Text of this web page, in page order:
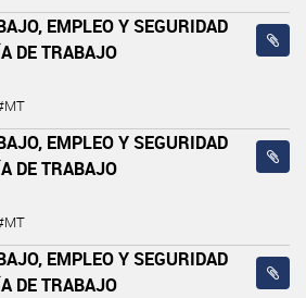
EMPLEO Y SEGURIDAD
DE TRABAJO
EMPLEO Y SEGURIDAD
DE TRABAJO
EMPLEO Y SEGURIDAD
DE TRABAJO